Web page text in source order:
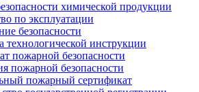
химической продукции
по эксплуатации
безопасности
технологической инструкции
пожарной безопасности
пожарной безопасности
пожарный сертификат